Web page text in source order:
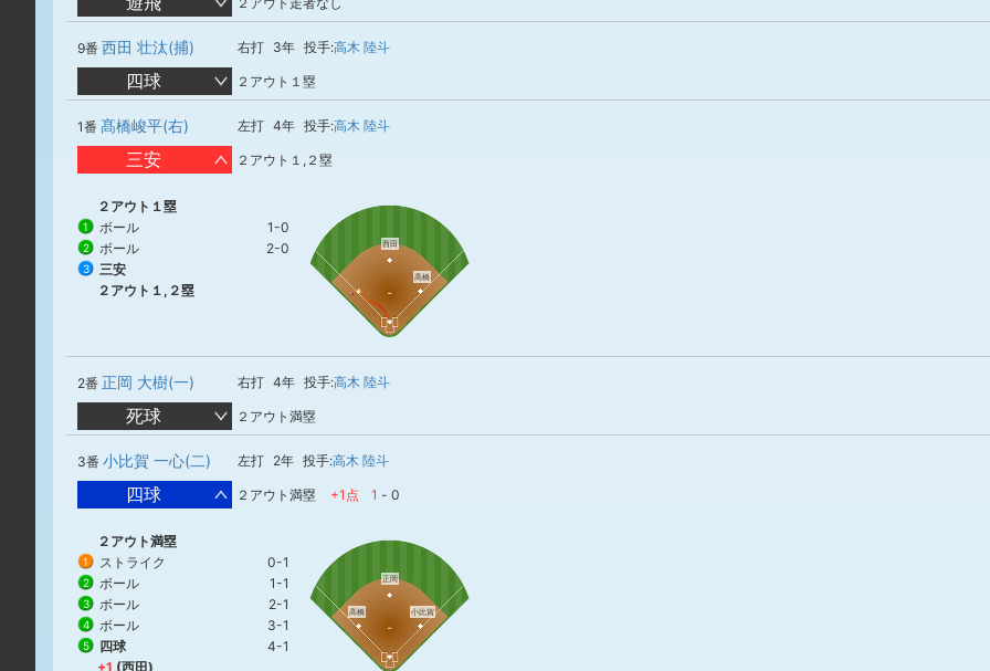
9番 西田 壮汰(捕) 右打 3年 投手:高木 陸斗
四球 ２アウト１塁
1番 髙橋峻平(右) 左打 4年 投手:高木 陸斗
三安 ２アウト１,２塁
２アウト１塁
1 ボール 1-0
2 ボール 2-0
3
三安
２アウト１,２塁
西田
高橋
2番 正岡 大樹(一) 右打 4年 投手:高木 陸斗
死球 ２アウト満塁
3番 小比賀 一心(二) 左打 2年 投手:高木 陸斗
四球 ２アウト満塁 +1点 1 - 0
２アウト満塁
1 ストライク 0-1
2 ボール 1-1
3 ボール 2-1
4 ボール 3-1
5 四球
4-1
+1 (西田)
高橋
正岡
小比賀